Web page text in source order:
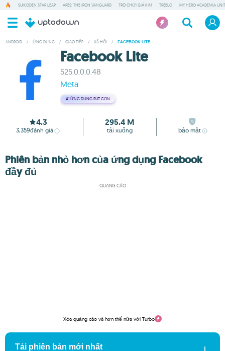
SUIKODEN STAR LEAP ARES: THE IRON VANGUARD TRÒ CHƠI GIẢ KIM TREBLO MY HERO ACADEMIA
ANDROID / ỨNG DỤNG / GIAO TIẾP / XÃ HỘI / FACEBOOK LITE
Facebook Lite
525.0.0.0.48
Meta
#1 ỨNG DỤNG RÚT GỌN
4.3
3,359đánh giá
295.4 M
tải xuống bảo mật
Phiên bản nhỏ hơn của ứng dụng Facebook
đầy đủ
QUẢNG CÁO
Xóa quảng cáo và hơn thế nữa với Turbo
Tải phiên bản mới nhất